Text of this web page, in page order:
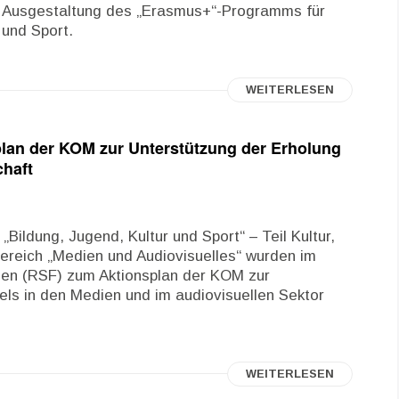
des „Erasmus+“-Programms für
Sport.
WEITERLESEN
der KOM zur Unterstützung der Erholung
Jugend, Kultur und Sport“ – Teil Kultur,
„Medien und Audiovisuelles“ wurden im
(RSF) zum Aktionsplan der KOM zur
in den Medien und im audiovisuellen Sektor
WEITERLESEN